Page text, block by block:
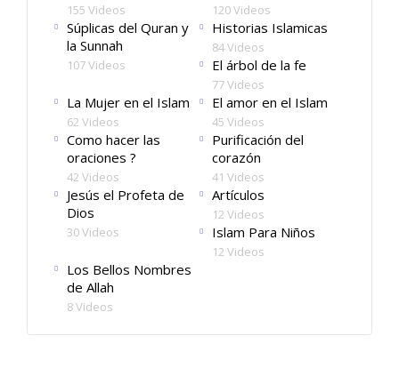
155 Videos 120 Videos
Súplicas del Quran y
la Sunnah
107 Videos
Historias Islamicas
84 Videos
El árbol de la fe
77 Videos
La Mujer en el Islam
62 Videos
El amor en el Islam
45 Videos
Como hacer las
oraciones ?
42 Videos
Purificación del
corazón
41 Videos
Jesús el Profeta de
Dios
30 Videos
Artículos
12 Videos
Islam Para Niños
12 Videos
Los Bellos Nombres
de Allah
8 Videos